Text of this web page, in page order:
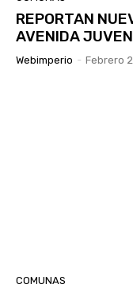
REPORTAN
AVENIDA
Webimperio - Febrero
COMUNAS